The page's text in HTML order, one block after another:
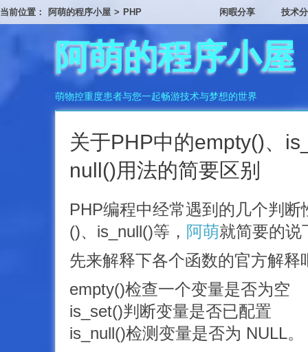
闲暇分享 技术
当前位置： 阿萌的程序小屋 > PHP
阿萌的程序小屋
萌物控重度患者与您一起畅游技术与梦想的世界
关于PHP中的empty()、
null()用法的简要区别
PHP编程中经常遇到的几个判
()、is_null()等， 阿萌就简要的说
先来解释下各个函数的官方解释
empty()检查一个变量是否为空
is_set()判断变量是否已配置
is_null()检测变量是否为 NULL。